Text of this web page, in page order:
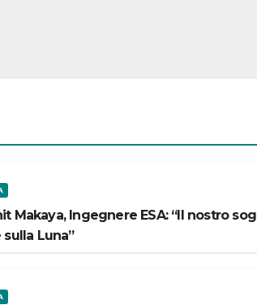
Makaya, Ingegnere ESA: “Il nostro
sulla Luna”